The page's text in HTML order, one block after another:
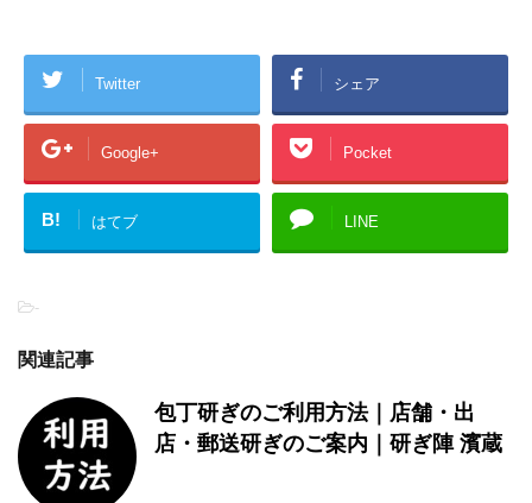
Twitter シェア
Google+ Pocket
B! はてブ LINE
-
関連記事
包丁研ぎのご利用方法｜店舗・出
店・郵送研ぎのご案内｜研ぎ陣 濱蔵